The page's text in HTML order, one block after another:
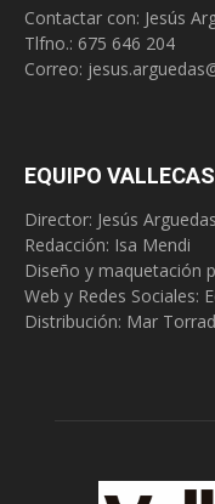
Contactar con: Jesús
Tlfno.: 675 646 204
Correo:
EQUIPO
Director: Jesús
Redacción: Isa Mendi
Diseño y maquetación
Web y Redes Sociales:
Distribución: Mar